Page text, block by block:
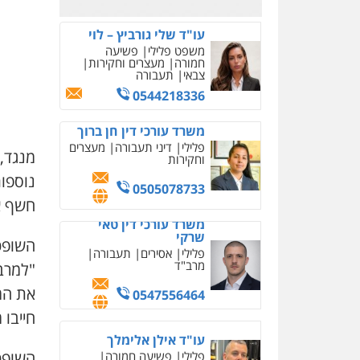
עו"ד שלי גורביץ – לוי
משפט פלילי פשיעה
חמורה מעצרים וחקירות
צבאי תעבורה
0544218336
משרד עורכי דין חן ברוך
פלילי דיני תעבורה מעצרים
וחקירות
0505078733
משרד עורכי דין טאי
שרקי
פלילי אסירים תעבורה
מרב"ד
0547556464
עו"ד אילן אלימלך
פלילי פשיעה חמורה
חשף
את